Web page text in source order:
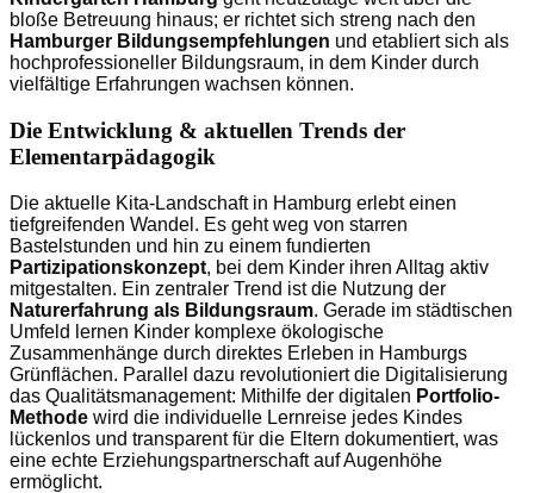
bloße Betreuung hinaus; er richtet sich streng nach den
Hamburger Bildungsempfehlungen und etabliert sich als
hochprofessioneller Bildungsraum, in dem Kinder durch
vielfältige Erfahrungen wachsen können.
Die Entwicklung & aktuellen Trends der
Elementarpädagogik
Die aktuelle Kita-Landschaft in Hamburg erlebt einen
tiefgreifenden Wandel. Es geht weg von starren
Bastelstunden und hin zu einem fundierten
Partizipationskonzept, bei dem Kinder ihren Alltag aktiv
mitgestalten. Ein zentraler Trend ist die Nutzung der
Naturerfahrung als Bildungsraum. Gerade im städtischen
Umfeld lernen Kinder komplexe ökologische
Zusammenhänge durch direktes Erleben in Hamburgs
Grünflächen. Parallel dazu revolutioniert die Digitalisierung
das Qualitätsmanagement: Mithilfe der digitalen Portfolio-
Methode wird die individuelle Lernreise jedes Kindes
lückenlos und transparent für die Eltern dokumentiert, was
eine echte Erziehungspartnerschaft auf Augenhöhe
ermöglicht.